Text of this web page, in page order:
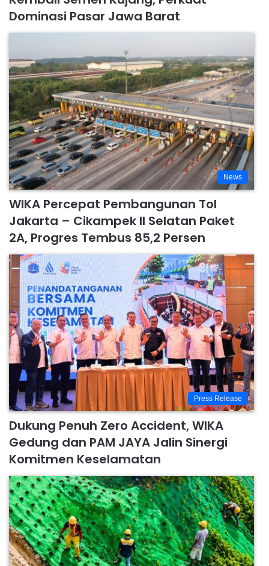
Dominasi Pasar Jawa Barat
News
WIKA Percepat Pembangunan Tol
Jakarta – Cikampek II Selatan Paket
2A, Progres Tembus 85,2 Persen
Press Release
Dukung Penuh Zero Accident, WIKA
Gedung dan PAM JAYA Jalin Sinergi
Komitmen Keselamatan